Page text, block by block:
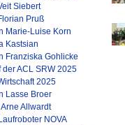
Siebert
Pruß
Marie-Luise Korn
Kastsian
Franziska Gohlicke
der ACL SRW 2025
2025
Lasse Broer
Allwardt
NOVA